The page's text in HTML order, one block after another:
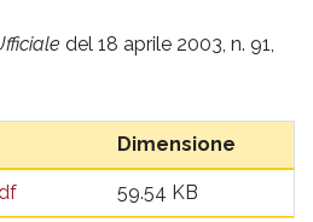
del 18 aprile 2003, n. 91,
Dimensione
59.54 KB